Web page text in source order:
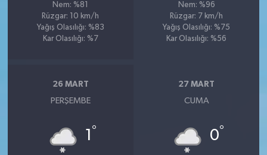
Nem: %81
Rüzgar: 10 km/h
Yağış Olasılığı: %83
Kar Olasılığı: %7
Nem: %96
Rüzgar: 7 km/h
Yağış Olasılığı: %75
Kar Olasılığı: %56
26 MART
PERŞEMBE
1 °
27 MART
CUMA
0°